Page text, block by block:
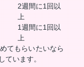
2週間に1回以
上
1週間に1回以
上
てもらいたいなら
ています。